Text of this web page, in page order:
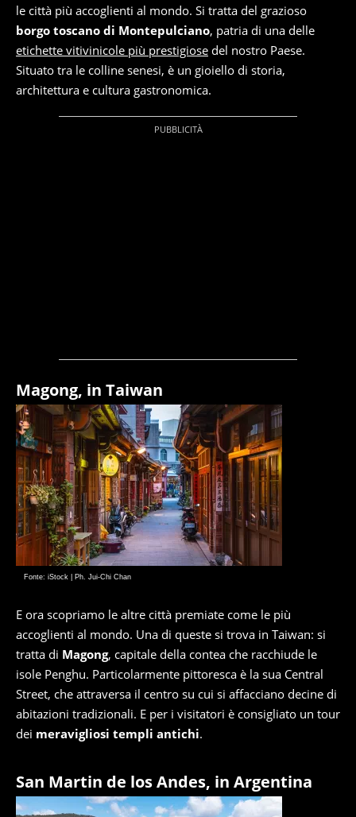
le città più accoglienti al mondo. Si tratta del grazioso
borgo toscano di Montepulciano, patria di una delle
etichette vitivinicole più prestigiose del nostro Paese.
Situato tra le colline senesi, è un gioiello di storia,
architettura e cultura gastronomica.
Magong, in Taiwan
Fonte: iStock | Ph. Jui-Chi Chan
E ora scopriamo le altre città premiate come le più
accoglienti al mondo. Una di queste si trova in Taiwan: si
tratta di Magong, capitale della contea che racchiude le
isole Penghu. Particolarmente pittoresca è la sua Central
Street, che attraversa il centro su cui si affacciano decine di
abitazioni tradizionali. E per i visitatori è consigliato un tour
dei meravigliosi templi antichi.
San Martin de los Andes, in Argentina